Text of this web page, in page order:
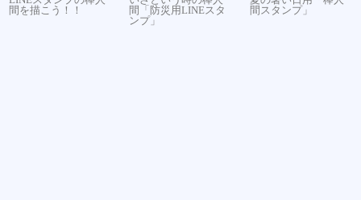
間を描こう！！
間「防災用LINEスタ
ンプ」
間スタンプ」